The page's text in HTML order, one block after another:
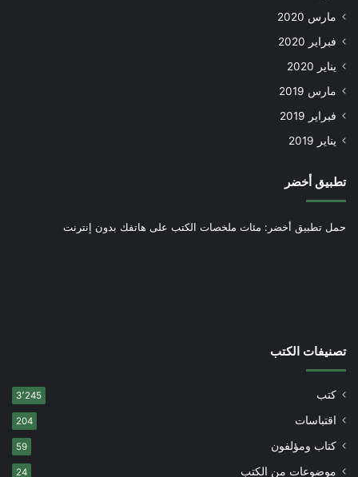
مارس 2020
فبراير 2020
يناير 2020
مارس 2019
فبراير 2019
يناير 2019
تطبيق أخضر
حمل تطبيق أخضر: مئات ملخصات الكتب على هاتفك بدون إنترنت
تصنيفات الكتب
كتب 3٬245
اقتباسات 204
كتاب ومؤلفون 59
موضوعات من الكتب 24